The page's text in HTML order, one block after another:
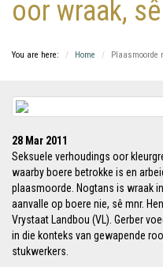
oor wraak,
You are here: Home Plaasmoorde
28 Mar 2011
Seksuele verhoudings oor
waarby boere betrokke is en
plaasmoorde. Nogtans is wraak
aanvalle op boere nie, sê mnr.
Vrystaat Landbou (VL). Gerber
in die konteks van gewapende
stukwerkers.